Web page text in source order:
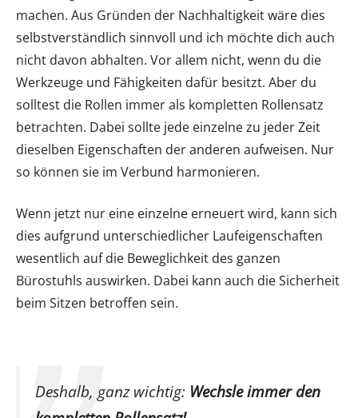
machen. Aus Gründen der Nachhaltigkeit wäre dies
selbstverständlich sinnvoll und ich möchte dich auch
nicht davon abhalten. Vor allem nicht, wenn du die
Werkzeuge und Fähigkeiten dafür besitzt. Aber du
solltest die Rollen immer als kompletten Rollensatz
betrachten. Dabei sollte jede einzelne zu jeder Zeit
dieselben Eigenschaften der anderen aufweisen. Nur
so können sie im Verbund harmonieren.
Wenn jetzt nur eine einzelne erneuert wird, kann sich
dies aufgrund unterschiedlicher Laufeigenschaften
wesentlich auf die Beweglichkeit des ganzen
Bürostuhls auswirken. Dabei kann auch die Sicherheit
beim Sitzen betroffen sein.
Deshalb, ganz wichtig: Wechsle immer den